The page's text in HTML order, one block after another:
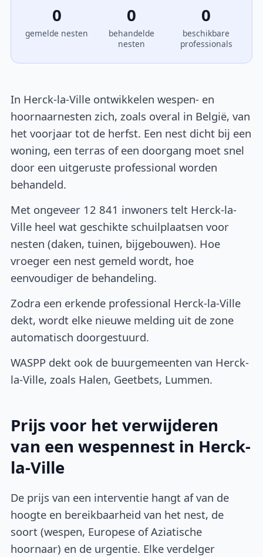
0
gemelde nesten
0
behandelde
nesten
0
beschikbare
professionals
In Herck-la-Ville ontwikkelen wespen- en
hoornaarnesten zich, zoals overal in België, van
het voorjaar tot de herfst. Een nest dicht bij een
woning, een terras of een doorgang moet snel
door een uitgeruste professional worden
behandeld.
Met ongeveer 12 841 inwoners telt Herck-la-
Ville heel wat geschikte schuilplaatsen voor
nesten (daken, tuinen, bijgebouwen). Hoe
vroeger een nest gemeld wordt, hoe
eenvoudiger de behandeling.
Zodra een erkende professional Herck-la-Ville
dekt, wordt elke nieuwe melding uit de zone
automatisch doorgestuurd.
WASPP dekt ook de buurgemeenten van Herck-
la-Ville, zoals Halen, Geetbets, Lummen.
Prijs voor het verwijderen
van een wespennest in Herck-
la-Ville
De prijs van een interventie hangt af van de
hoogte en bereikbaarheid van het nest, de
soort (wespen, Europese of Aziatische
hoornaar) en de urgentie. Elke verdelger